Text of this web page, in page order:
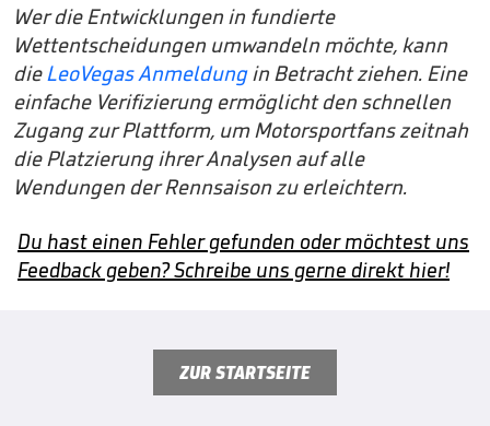
Wer die Entwicklungen in fundierte
Wettentscheidungen umwandeln möchte, kann
die LeoVegas Anmeldungin Betracht ziehen. Eine
einfache Verifizierung ermöglicht den schnellen
Zugang zur Plattform, um Motorsportfans zeitnah
die Platzierung ihrer Analysen auf alle
Wendungen der Rennsaison zu erleichtern.
Du hast einen Fehler gefunden oder möchtest uns
Feedback geben? Schreibe uns gerne direkt hier!
ZUR STARTSEITE